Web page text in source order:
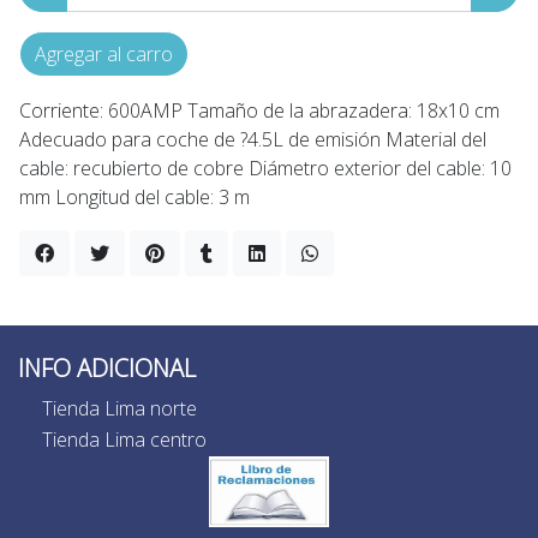
Agregar al carro
Corriente: 600AMP Tamaño de la abrazadera: 18x10 cm
Adecuado para coche de ?4.5L de emisión Material del
cable: recubierto de cobre Diámetro exterior del cable: 10
mm Longitud del cable: 3 m
INFO ADICIONAL
Tienda Lima norte
Tienda Lima centro